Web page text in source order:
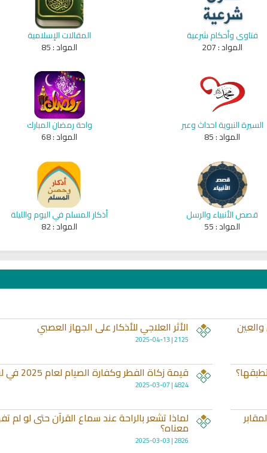
فتاوى وأحكام شرعية
المواد :207
المقالات الإسلامية
المواد :85
السيرة النبوية احداث وعبر
المواد :85
واحة رمضان المبارك
المواد :68
قصص الأنبياء والرسل
المواد :55
أذكار المسلم في اليوم والليلة
المواد :82
الأثر العلاجي للأذكار على الجهاز العصبي
2125 | 2025-04-13
قيمة زكاة الفطر وكفارة الصيام لعام 2025 في لبنان
4824 | 2025-03-07
لماذا تشعر بالراحة عند سماع القرآن حتى لو لم
معناه؟
2826 | 2025-03-03
Ruqyah Shariah
Sihir Jin Yahudi pada Seorang
Ruqyah Shariah
Spell on a Woman
انشودة مشاعل الشمال
فريق أجناد للفن الاسلامي
انشودة لم
19358 | 2025-04-09